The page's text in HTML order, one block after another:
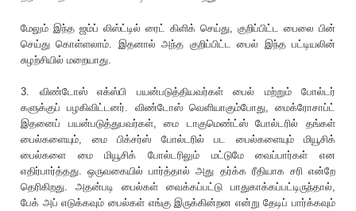
மேலும் இந்த ஜம்ப் லிஸ்ட்டில் ரைட் கிளிக் செய்து, குறிப்பிட்ட பைலை பின்
செய்து கொள்ளலாம். இதனால் அந்த குறிப்பிட்ட பைல் இந்த பட்டியலின்
சுழற்சியில் மறையாது.
3. விண்டோஸ் எக்ஸ்பி பயன்படுத்தியவர்கள் பைல் மற்றும் போல்டர்
களுக்குப் பழகிவிட்டனர். விண்டோஸ் வெளியாகும்போது, மைக்ரோசாப்ட்
இதனைப் பயன்படுத்துபவர்கள், மை டாகுமெண்ட்ஸ் போல்டரில் தங்கள்
பைல்களையும், மை பிக்சர்ஸ் போல்டரில் பட பைல்களையும் மியூசிக்
பைல்களை மை மியூசிக் போல்டரிலும் மட்டுமே வைப்பார்கள் என
எதிர்பார்த்தது. ஒருவகையில் பார்த்தால் அது தர்க்க ரீதியாக சரி என்றே
தெரிகிறது. அதன்படி பைல்கள் வைக்கப்பட்டு பாதுகாக்கப்பட்டிருந்தால்,
பேக் அப் எடுக்கவும் பைல்கள் எங்கு இருக்கின்றன என்று தேடிப் பார்க்கவும்